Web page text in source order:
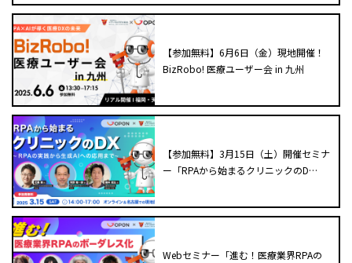
【参加無料】6月6日（金）現地開催！
BizRobo! 医療ユーザー会 in 九州
【参加無料】3月15日（土）開催セミナ
ー「RPAから始まるクリニックのD…
Webセミナー「進む！医療業界RPAの